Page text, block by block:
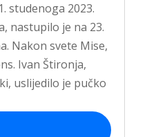
studenoga 2023.
nastupilo je na 23.
Nakon svete Mise,
Ivan Štironja,
uslijedilo je pučko